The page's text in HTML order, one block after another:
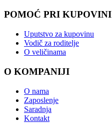
POMOĆ PRI KUPOVINI
Uputstvo za kupovinu
Vodič za roditelje
O veličinama
O KOMPANIJI
O nama
Zaposlenje
Saradnja
Kontakt